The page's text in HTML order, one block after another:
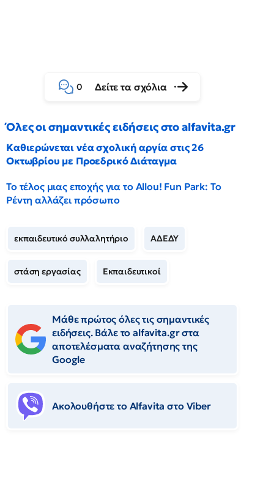
0 Δείτε τα σχόλια
Όλες οι σημαντικές ειδήσεις στο alfavita.gr
Καθιερώνεται νέα σχολική αργία στις 26
Οκτωβρίου με Προεδρικό Διάταγμα
Το τέλος μιας εποχής για το Allou! Fun Park: Το
Ρέντη αλλάζει πρόσωπο
εκπαιδευτικό συλλαλητήριο ΑΔΕΔΥ
στάση εργασίας Εκπαιδευτικοί
Μάθε πρώτος όλες τις σημαντικές
ειδήσεις. Βάλε το alfavita.gr στα
αποτελέσματα αναζήτησης της
Google
Ακολουθήστε το Αlfavita στο Viber